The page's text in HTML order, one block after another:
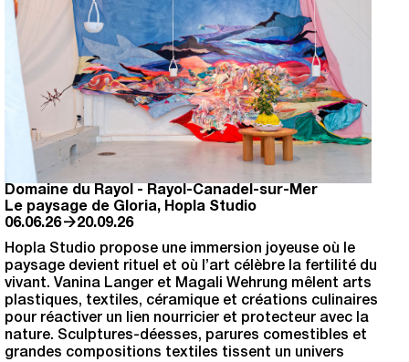
Domaine du Rayol - Rayol-Canadel-sur-Mer
Le paysage de Gloria, Hopla Studio
06.06.26→20.09.26
Hopla Studio propose une immersion joyeuse où le
paysage devient rituel et où l’art célèbre la fertilité du
vivant. Vanina Langer et Magali Wehrung mêlent arts
plastiques, textiles, céramique et créations culinaires
pour réactiver un lien nourricier et protecteur avec la
nature. Sculptures-déesses, parures comestibles et
grandes compositions textiles tissent un univers